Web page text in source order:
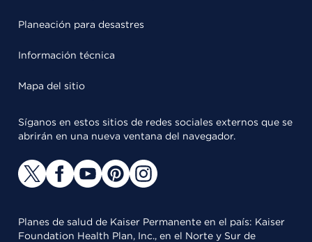
Planeación para desastres
Información técnica
Mapa del sitio
Síganos en estos sitios de redes sociales externos que se
abrirán en una nueva ventana del navegador.
Planes de salud de Kaiser Permanente en el país: Kaiser
Foundation Health Plan, Inc., en el Norte y Sur de